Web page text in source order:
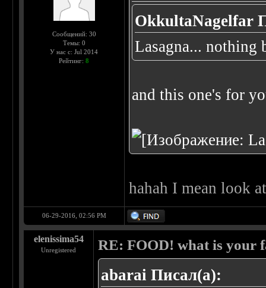
Сообщений: 30
Темы: 0
У нас с: Jul 2014
Рейтинг:8
OkkultaNagelfar
Lasagna... nothing
and this one's for
hahah I mean look
06-29-2016, 02:56 PM
elenissima54
Unregistered RE: FOOD! what is your
abarai Писал(а):